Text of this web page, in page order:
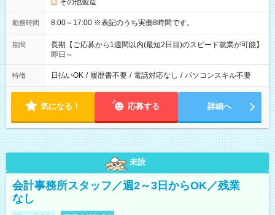
その他製造
勤務時間 8:00～17:00 ※表記のうち実働8時間です。
期間
長期【ご応募から1週間以内(最短2日目)のスピード就業が可能】
即日～
特徴 日払いOK / 履歴書不要 / 電話対応なし / パソコンスキル不要
気になる！ 応募する 詳細へ
未読
会計事務所スタッフ／週2～3日からOK／残業
なし